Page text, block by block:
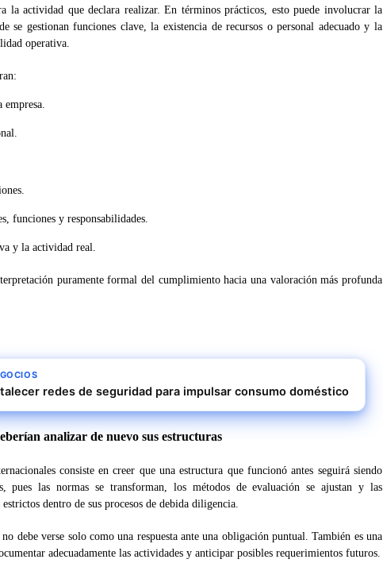
la actividad que declara realizar. En términos prácticos, esto puede involucrar la
se gestionan funciones clave, la existencia de recursos o personal adecuado y la
operativa.
empresa.
funciones y responsabilidades.
y la actividad real.
puramente formal del cumplimiento hacia una valoración más profunda
redes de seguridad para impulsar consumo doméstico
analizar de nuevo sus estructuras
consiste en creer que una estructura que funcionó antes seguirá siendo
pues las normas se transforman, los métodos de evaluación se ajustan y las
dentro de sus procesos de debida diligencia.
debe verse solo como una respuesta ante una obligación puntual. También es una
adecuadamente las actividades y anticipar posibles requerimientos futuros.